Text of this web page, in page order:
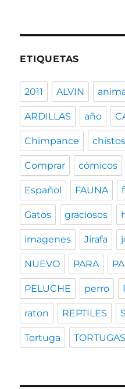
ETIQUETAS
2011 ALVIN
ARDILLAS año
Chimpance
Comprar cómicos
Español FAUNA
Gatos graciosos
imagenes Jirafa
NUEVO PARA
PELUCHE perro
raton REPTILES
Tortuga TORTUGAS